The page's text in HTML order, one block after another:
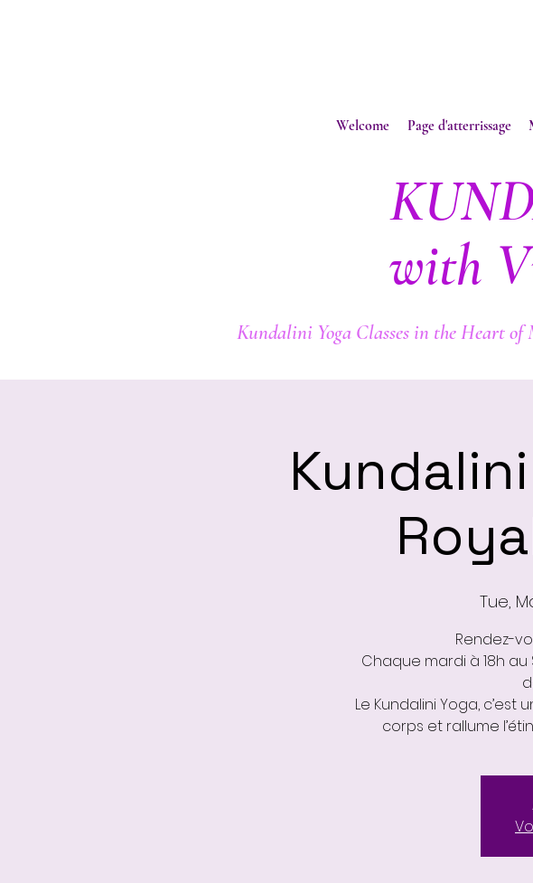
Welcome Page d'atterrissage
with
Kundalini Yoga Classes in the Heart
Tue,
Rendez-
Chaque mardi à 18h
Le Kundalini Yoga,
corps et rallume